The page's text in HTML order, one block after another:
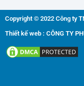
Copyright © 2022 Công ty
Thiết kế web : CÔNG TY